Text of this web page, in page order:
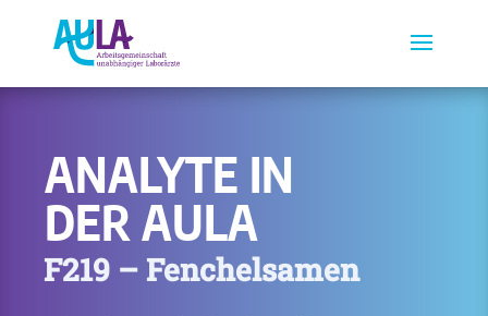
ANALYTE IN
DER AULA
F219 – Fenchelsamen